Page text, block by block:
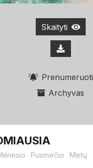
Skaityti
Prenumeruoti
Archyvas
Pusmečio Metų